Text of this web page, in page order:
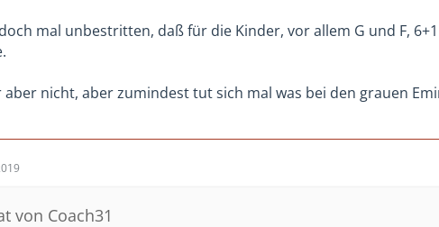
mal unbestritten, daß für die Kinder, vor allem G und F,
aber nicht, aber zumindest tut sich mal was bei den grauen
von Coach31